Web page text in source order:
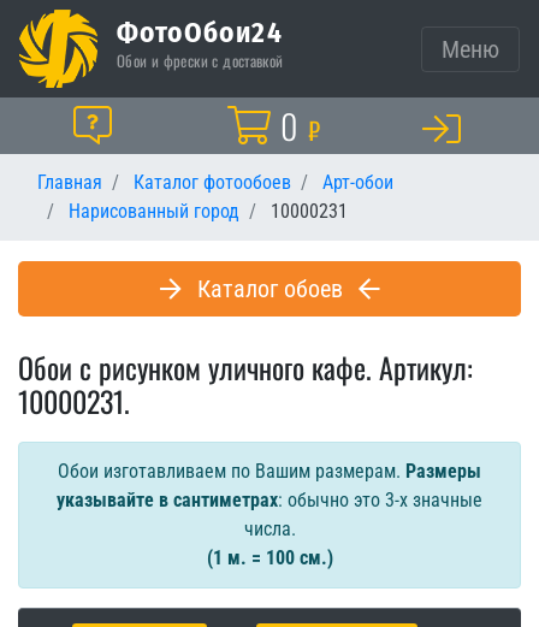
ФотоОбои24
Обои и фрески с доставкой Меню
Помощь Корзина
0 ₽
Главная Каталог фотообоев
Арт-обои
Нарисованный город
10000231
Каталог обоев
Обои с рисунком уличного кафе. Артикул:
10000231.
Обои изготавливаем по Вашим размерам. Размеры
указывайте в сантиметрах: обычно это 3-х значные
числа.
(1 м. = 100 см.)